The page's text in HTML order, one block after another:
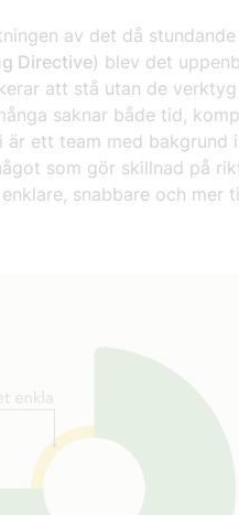
av det då stundande
Directive) blev det
att stå utan de
saknar både tid,
är ett team med bakgrund
som gör skillnad på
snabbare och mer